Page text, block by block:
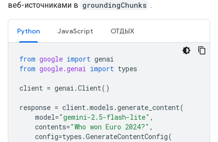
веб-источниками в groundingChunks .
Python JavaScript ОТДЫХ
from google import genai
from google.genai import types
client = genai .Client()
response = client.models .generate_content(
model="gemini-2.5-flash-lite" ,
contents="Who won Euro 2024?" ,
config=types .GenerateContentConfig(